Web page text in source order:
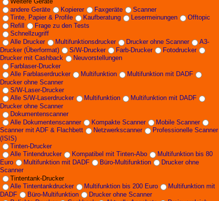
andere Geräte
Kopierer Faxgeräte
Scanner
Tinte, Papier & Profile
Kaufberatung Lesermeinungen
Offtopic
Refill
Frage zu den Tests
Schnellzugriff
Alle Drucker
Multifunktionsdrucker Drucker ohne Scanner
A3-
Drucker (Überformat)
S/W-Drucker Farb-Drucker
Fotodrucker
Drucker mit Cashback
Neuvorstellungen
Farblaser-Drucker
Alle Farblaserdrucker
Multifunktion
Multifunktion mit DADF
Drucker ohne Scanner
S/W-Laser-Drucker
Alle S/W-Laserdrucker
Multifunktion
Multifunktion mit DADF
Drucker ohne Scanner
Dokumentenscanner
Alle Dokumentenscanner
Kompakte Scanner
Mobile Scanner
Scanner mit ADF & Flachbett
Netzwerkscanner
Professionelle Scanner
(ISIS)
Tinten-Drucker
Alle Tintendrucker
Kompatibel mit Tinten-Abo
Multifunktion bis 80
Euro
Multifunktion mit DADF Büro-Multifunktion
Drucker ohne
Scanner
Tintentank-Drucker
Alle Tintentankdrucker
Multifunktion bis 200 Euro
Multifunktion mit
DADF
Büro-Multifunktion
Drucker ohne Scanner